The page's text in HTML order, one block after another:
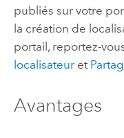
publiés sur votre
la création de
portail, reportez-
localisateuret
Avantages